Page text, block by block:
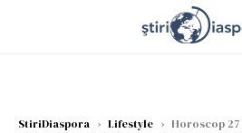
StiriDiaspora › Lifestyle › Horoscop 27